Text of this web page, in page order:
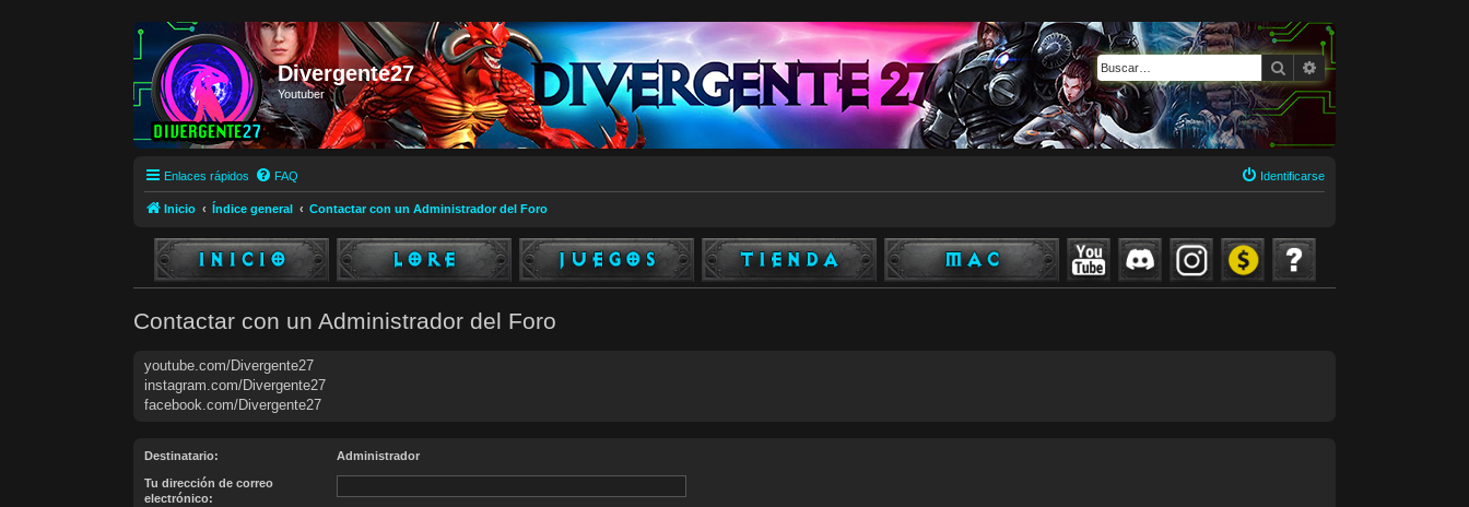
Divergente27
Youtuber
BuscarBúsqueda avanzada
Enlaces rápidos FAQ Identificarse
Inicio Índice general Contactar con un Administrador del Foro
Contactar con un Administrador del Foro
youtube.com/Divergente27
instagram.com/Divergente27
facebook.com/Divergente27
Destinatario: Administrador
Tu dirección de correo
electrónico: